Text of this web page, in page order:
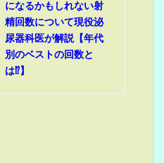
になるかもしれない射
精回数について現役泌
尿器科医が解説【年代
別のベストの回数と
は⁉︎】